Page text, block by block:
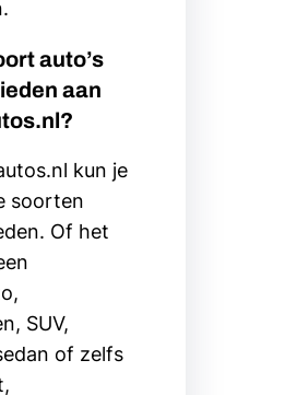
auto’s
aan
kun je
soorten
Of het
SUV,
of zelfs